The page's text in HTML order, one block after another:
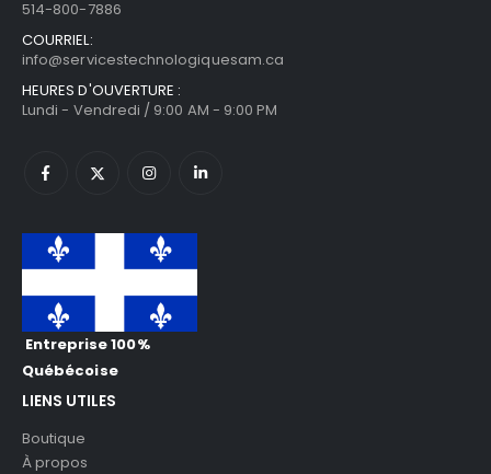
514-800-7886
COURRIEL:
info@servicestechnologiquesam.ca
HEURES D'OUVERTURE :
Lundi - Vendredi / 9:00 AM - 9:00 PM
Entreprise 100%
Québécoise
LIENS UTILES
Boutique
À propos